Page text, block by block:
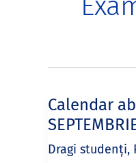
Calendar
Dragi studenți,